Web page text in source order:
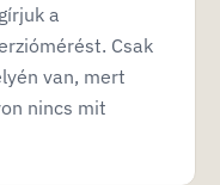
a
Csak
van, mert
nincs mit